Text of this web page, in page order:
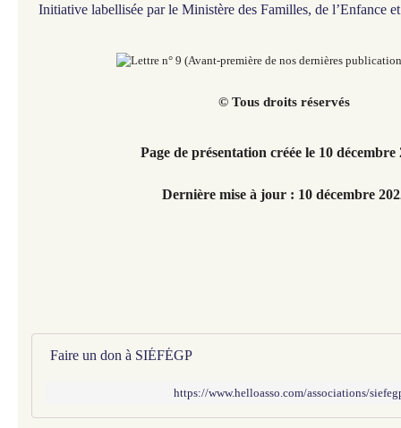
Initiative labellisée par le Ministère des Familles, de l’Enfance
© Tous droits réservés
Page de présentation créée le 10 décembre
Dernière mise à jour : 10 décembre
Faire un don à SIÉFÉGP
https://www.helloasso.com/associations/